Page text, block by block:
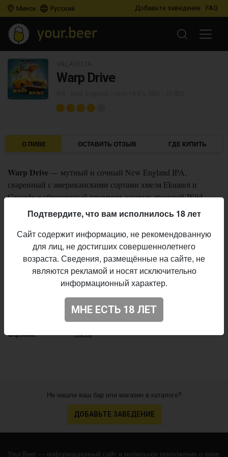
Минск Русский Добавьте заведение FAQ
Warp Drive
О ПИВЕ ОСТАВИТЬ ОТЗЫВ ГДЕ КУПИТЬ
Warp Drive— мутный и сочный New England IPA,
сваренный с американскими сортами хмеля Ekuanot и
Cascade и сброженный штаммом жидких дрожжей Wild
Citrus, придающих готовому пиву аромат лимона и
апельсина, а также ноты тропических фруктов.
Пивоварня:
Valaduta
Стиль:
IPA - New England / Hazy
Алкоголь:
5,8%
30 IBU
Ekuanot, Cascade
Оценка:
4.045
Не нашли ваш бар или магазин в каталоге?
ДОБАВЬТЕ ЗАВЕДЕНИЕ
Your.Beer — информационный сайт и мобильное приложение о пиве
Подтвердите, что вам исполнилось 18 лет
Сайт содержит информацию, не рекомендованную
для лиц, не достигших совершеннолетнего
возраста. Сведения, размещённые на сайте, не
являются рекламой и носят исключительно
информационный характер.
МНЕ ЕСТЬ 18 ЛЕТ